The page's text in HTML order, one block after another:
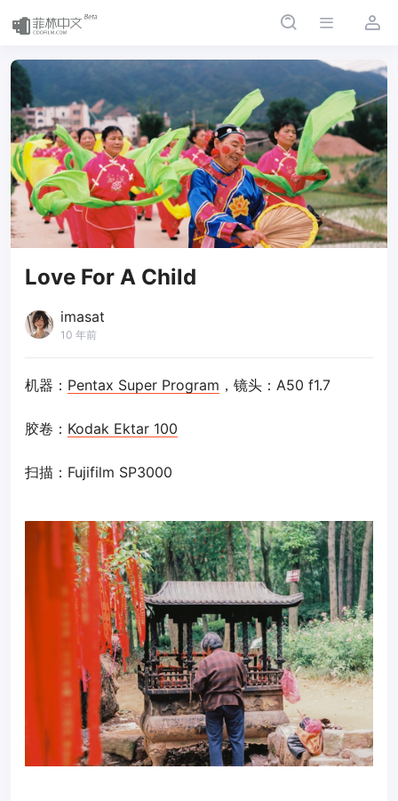
Love For A Child
imasat
10 年前
机器： Pentax Super Program ，镜头：A50 f1.7
胶卷： Kodak Ektar 100
扫描：Fujifilm SP3000